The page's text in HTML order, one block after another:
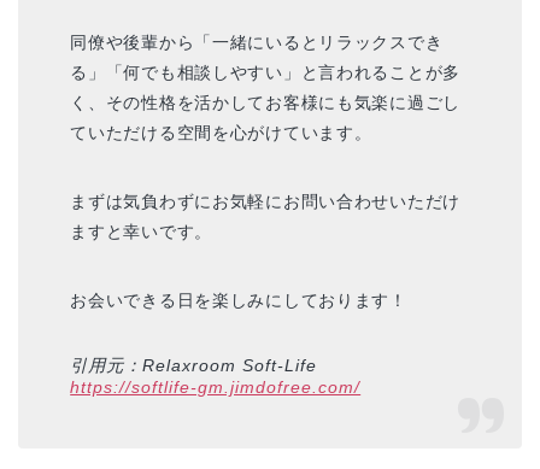
同僚や後輩から「一緒にいるとリラックスでき
る」「何でも相談しやすい」と言われることが多
く、その性格を活かしてお客様にも気楽に過ごし
ていただける空間を心がけています。
まずは気負わずにお気軽にお問い合わせいただけ
ますと幸いです。
お会いできる日を楽しみにしております！
引用元：Relaxroom Soft-Life
https://softlife-gm.jimdofree.com/